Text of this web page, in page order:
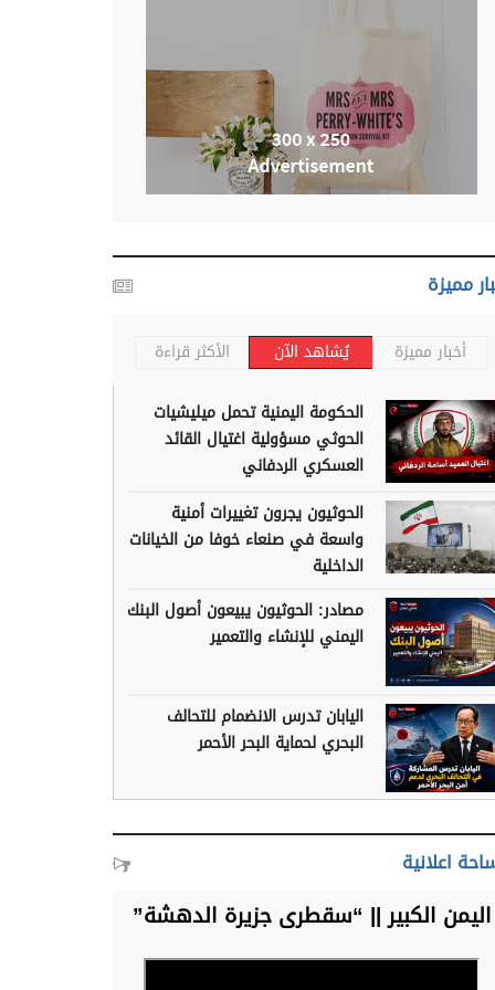
مميزة
أخبار مميزة يُشاهد الآن الأكثر قراءة
الحكومة اليمنية تحمل ميليشيات
الحوثي مسؤولية اغتيال القائد
العسكري الردفاني
الحوثيون يجرون تغييرات أمنية
واسعة في صنعاء خوفا من الخيانات
الداخلية
مصادر: الحوثيون يبيعون أصول البنك
اليمني للإنشاء والتعمير
اليابان تدرس الانضمام للتحالف
البحري لحماية البحر الأحمر
اعلانية
اليمن الكبير || “سقطرى جزيرة الدهشة”